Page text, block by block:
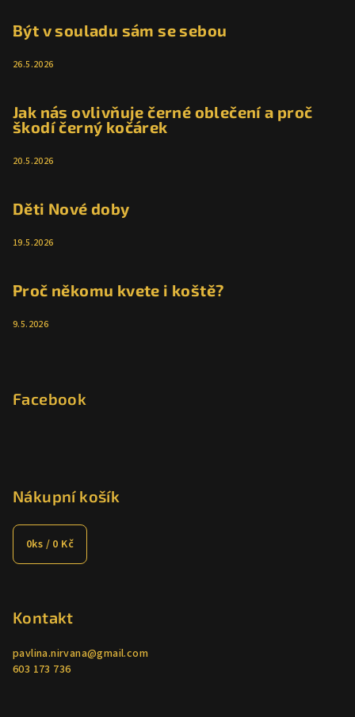
Být v souladu sám se sebou
26.5.2026
Jak nás ovlivňuje černé oblečení a proč
škodí černý kočárek
20.5.2026
Děti Nové doby
19.5.2026
Proč někomu kvete i koště?
9.5.2026
Facebook
Nákupní košík
0ks / 0 Kč
Kontakt
pavlina.nirvana@gmail.com
603 173 736